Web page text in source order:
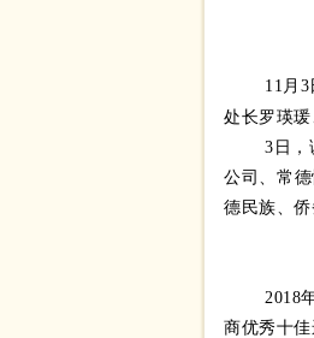
11月
处长罗瑛
3日
公司、常
德民族、侨
2018
商优秀十佳